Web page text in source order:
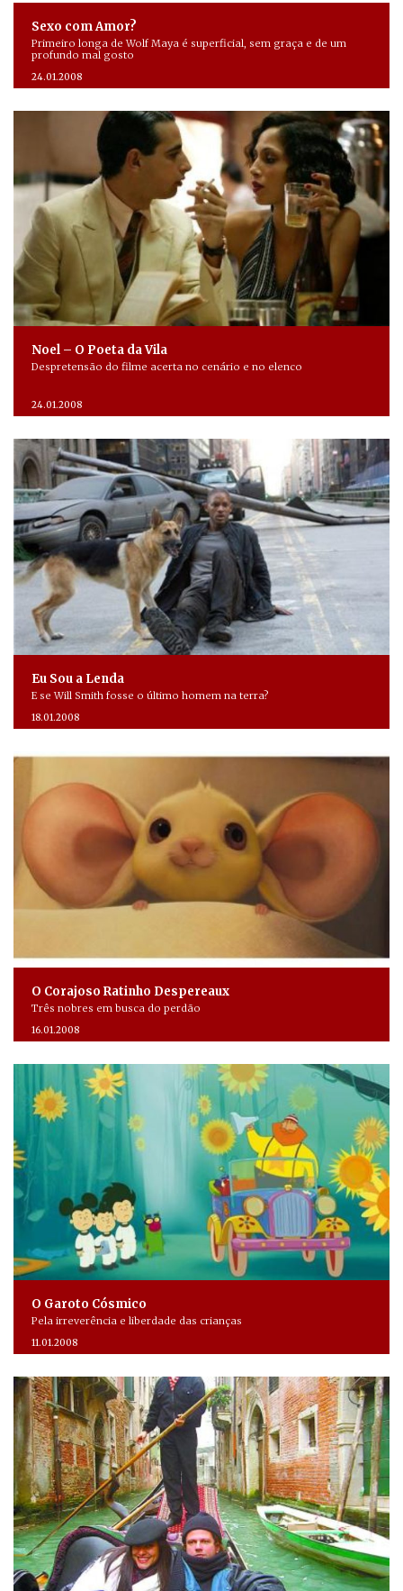
Sexo com Amor?
Primeiro longa de Wolf Maya é superficial, sem graça e de um
profundo mal gosto
24.01.2008
Noel – O Poeta da Vila
Despretensão do filme acerta no cenário e no elenco
24.01.2008
Eu Sou a Lenda
E se Will Smith fosse o último homem na terra?
18.01.2008
O Corajoso Ratinho Despereaux
Três nobres em busca do perdão
16.01.2008
O Garoto Cósmico
Pela irreverência e liberdade das crianças
11.01.2008